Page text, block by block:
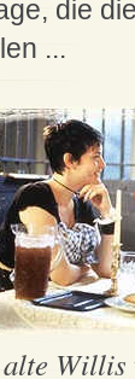
die
...
Willis